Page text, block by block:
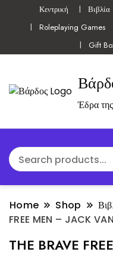
Κεντρική Βιβλία
Roleplaying Games
Gift
Έδρα
Home Shop
FREE MEN – JACK
THE BRAVE